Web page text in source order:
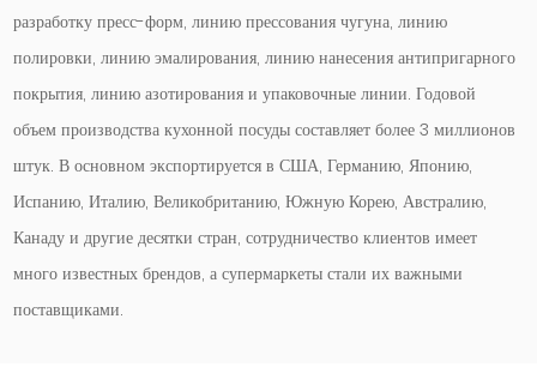
разработку пресс-форм, линию прессования чугуна, линию
полировки, линию эмалирования, линию нанесения антипригарного
покрытия, линию азотирования и упаковочные линии. Годовой
объем производства кухонной посуды составляет более 3 миллионов
штук. В основном экспортируется в США, Германию, Японию,
Испанию, Италию, Великобританию, Южную Корею, Австралию,
Канаду и другие десятки стран, сотрудничество клиентов имеет
много известных брендов, а супермаркеты стали их важными
поставщиками.